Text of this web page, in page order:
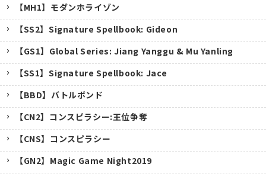
【MH1】モダンホライゾン
【SS2】Signature Spellbook: Gideon
【GS1】Global Series: Jiang Yanggu & Mu Yanling
【SS1】Signature Spellbook: Jace
【BBD】バトルボンド
【CN2】コンスピラシー:王位争奪
【CNS】コンスピラシー
【GN2】Magic Game Night2019